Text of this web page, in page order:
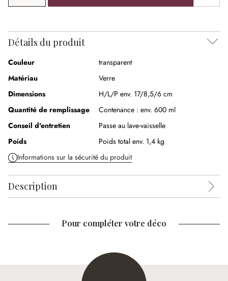
Détails du produit
Couleur
transparent
Matériau
Verre
Dimensions
H/L/P env. 17/8,5/6 cm
Quantité de remplissage
Contenance : env. 600 ml
Conseil d'entretien
Passe au lave-vaisselle
Poids
Poids total env. 1,4 kg
Informations sur la sécurité du produit
Description
Pour compléter votre déco